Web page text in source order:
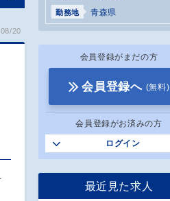
20
勤務地 青森県
会員登録がまだの方
会員登録へ (無料)
会員登録がお済みの方
ログイン
最近見た求人